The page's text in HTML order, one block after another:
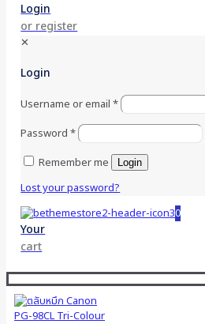
Login
or register
✕
Login
Username or email*
Password*
Remember me
Login
Lost your password?
0
Your
cart